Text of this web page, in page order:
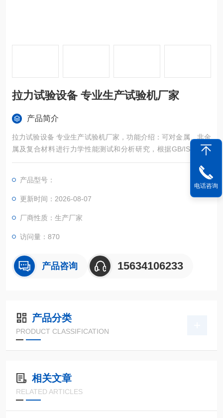
拉力试验设备 专业生产试验机厂家
产品简介
拉力试验设备 专业生产试验机厂家，功能介绍：可对金属、非金
属及复合材料进行力学性能测试和分析研究，根据GB/ISO/AST
M/JIS/DIN等标准选配不同附具后可进行土工布材料拉伸、压缩、
弯曲、剥离、剪切、撕裂、刺破、顶破，可检测材料的屈服强
度、抗拉（压、弯）强度、延伸率、非比例强度、弹性模量等参
数。
产品型号：
更新时间：2026-08-07
厂商性质：生产厂家
访问量：870
产品咨询 15634106233
产品分类
PRODUCT CLASSIFICATION
相关文章
RELATED ARTICLES
电话咨询